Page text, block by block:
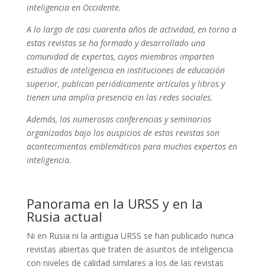
inteligencia en Occidente.
A lo largo de casi cuarenta años de actividad, en torno a
estas revistas se ha formado y desarrollado una
comunidad de expertos, cuyos miembros imparten
estudios de inteligencia en instituciones de educación
superior, publican periódicamente artículos y libros y
tienen una amplia presencia en las redes sociales.
Además, las numerosas conferencias y seminarios
organizados bajo los auspicios de estas revistas son
acontecimientos emblemáticos para muchos expertos en
inteligencia.
Panorama en la URSS y en la
Rusia actual
Ni en Rusia ni la antigua URSS se han publicado nunca
revistas abiertas que traten de asuntos de inteligencia
con niveles de calidad similares a los de las revistas